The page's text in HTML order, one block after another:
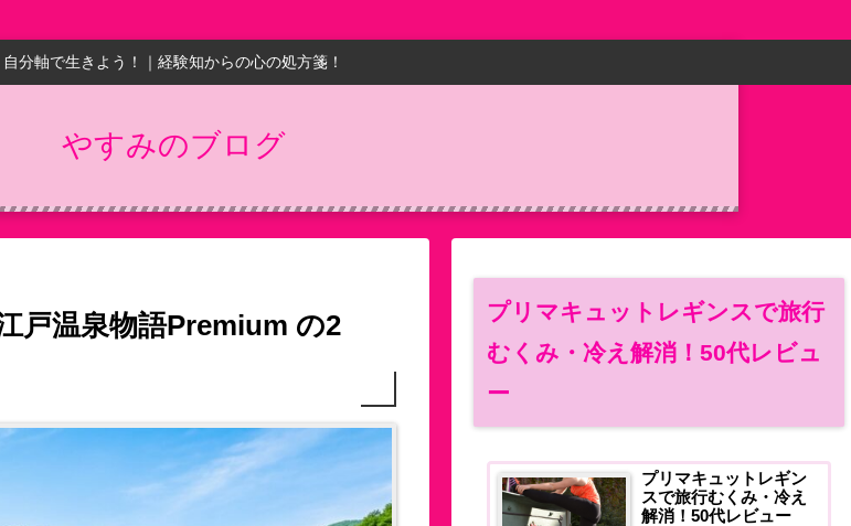
自分軸で生きよう！｜経験知からの心の処方箋！
やすみのブログ
戸温泉物語Premium の2
プリマキュットレギンスで旅行
むくみ・冷え解消！50代レビュ
ー
プリマキュットレギン
スで旅行むくみ・冷え
解消！50代レビュー